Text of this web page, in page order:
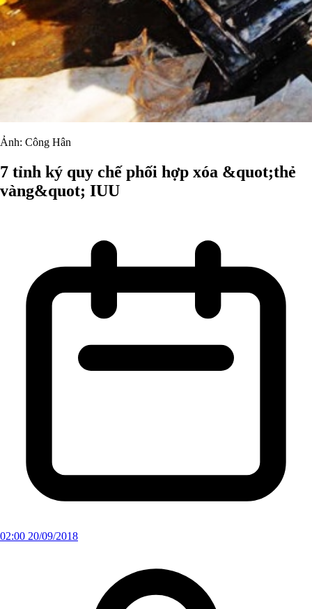
Ảnh: Công Hân
7 tỉnh ký quy chế phối hợp xóa &quot;thẻ
vàng&quot; IUU
02:00 20/09/2018